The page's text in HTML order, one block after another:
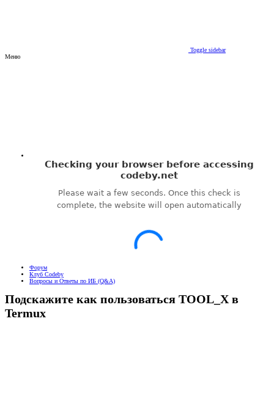
Toggle sidebar
Меню
Форум
Клуб Codeby
Вопросы и Ответы по ИБ (Q&A)
Подскажите как пользоваться TOOL_X в
Termux